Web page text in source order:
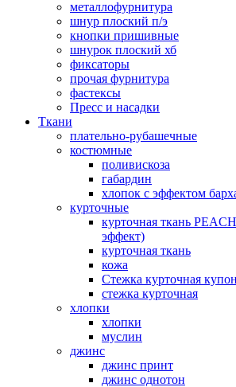
металлофурнитура
шнур плоский п/э
кнопки пришивные
шнурок плоский хб
фиксаторы
прочая фурнитура
фастексы
Пресс и насадки
Ткани
плательно-рубашечные
костюмные
поливискоза
габардин
хлопок с эффектом
курточные
курточная ткань
эффект)
курточная ткань
кожа
Стежка курточная купон
стежка курточная
хлопки
хлопки
муслин
джинс
джинс принт
джинс однотон